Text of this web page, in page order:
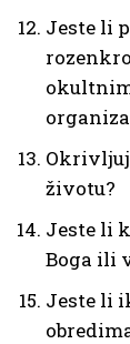
Jeste li
životu?
Jeste li
Boga ili
Jeste li